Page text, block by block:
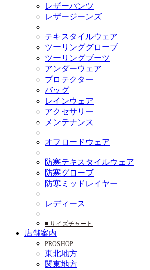
レザーパンツ
レザージーンズ
テキスタイルウェア
ツーリンググローブ
ツーリングブーツ
アンダーウェア
プロテクター
バッグ
レインウェア
アクセサリー
メンテナンス
オフロードウェア
防寒テキスタイルウェア
防寒グローブ
防寒ミッドレイヤー
レディース
■ サイズチャート
店舗案内
PROSHOP
東北地方
関東地方